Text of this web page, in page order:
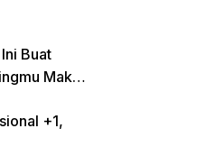
Buat
Makin
+1,